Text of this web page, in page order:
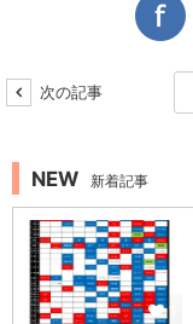
次の記事
NEW 新着記事
1